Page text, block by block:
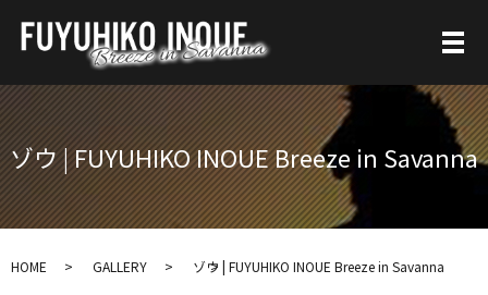
ゾウ | FUYUHIKO INOUE Breeze in Savanna
HOME GALLERY ゾウ | FUYUHIKO INOUE Breeze in Savanna